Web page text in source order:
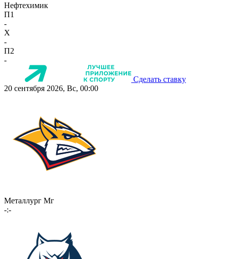
Нефтехимик
П1
-
X
-
П2
-
Сделать ставку
20 сентября 2026, Вс, 00:00
Металлург Мг
-:-